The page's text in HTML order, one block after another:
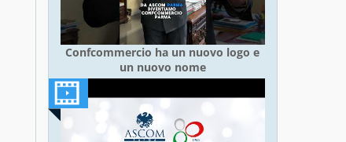
Confcommercio ha un nuovo logo e
un nuovo nome